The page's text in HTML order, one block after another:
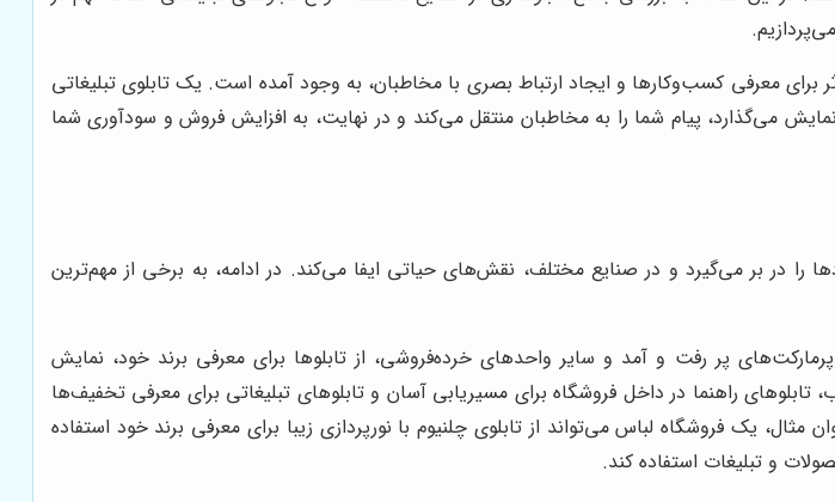
معرفی کسب‌وکارها و ایجاد ارتباط بصری با مخاطبان، به وجود آمده است. یک تابلوی تبلیغاتی
می‌گذارد، پیام شما را به مخاطبان منتقل می‌کند و در نهایت، به افزایش فروش و سودآوری شما
در بر می‌گیرد و در صنایع مختلف، نقش‌های حیاتی ایفا می‌کند. در ادامه، به برخی از مهم‌ترین
پر رفت و آمد و سایر واحدهای خرده‌فروشی، از تابلوها برای معرفی برند خود، نمایش
راهنما در داخل فروشگاه برای مسیریابی آسان و تابلوهای تبلیغاتی برای معرفی تخفیف‌ها
یک فروشگاه لباس می‌تواند از تابلوی چلنیوم با نورپردازی زیبا برای معرفی برند خود استفاده
و تبلیغات استفاده کند.